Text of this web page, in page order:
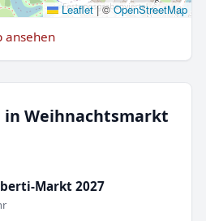
Leaflet |©OpenStreetMap
ansehen
in Weihnachtsmarkt
Markt 2027